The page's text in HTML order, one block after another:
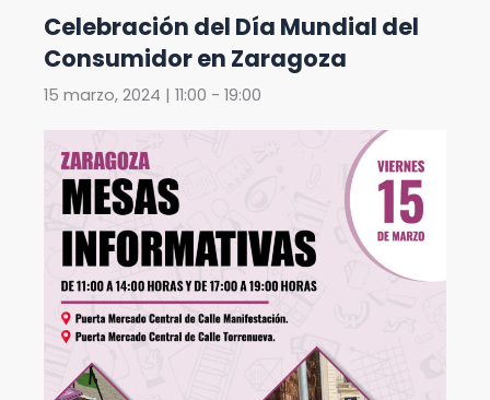
Celebración del Día Mundial del
Consumidor en Zaragoza
15 marzo, 2024 | 11:00 - 19:00